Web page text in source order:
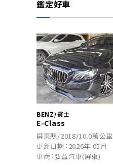
鑑定好車
BENZ/賓士
E-Class
屏東縣/2018/10.0萬公里
更新日期：2026年 05月
車商：弘益汽車(屏東)